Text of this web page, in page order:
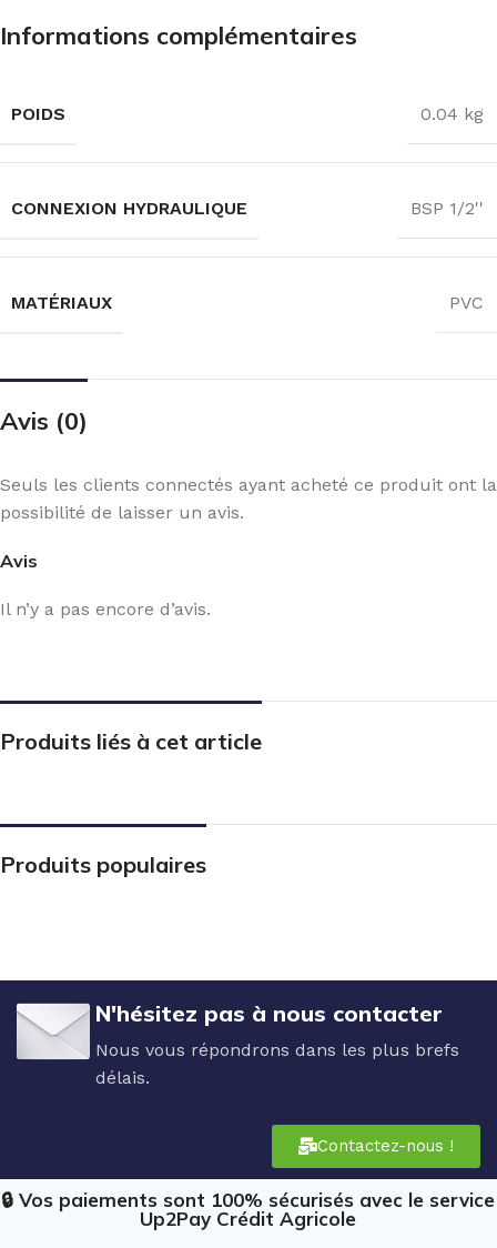
Informations complémentaires
POIDS 0.04 kg
CONNEXION HYDRAULIQUE BSP 1/2''
MATÉRIAUX PVC
Avis (0)
Avis
Il n’y a pas encore d’avis.
Seuls les clients connectés ayant acheté ce produit ont la
possibilité de laisser un avis.
Produits liés à cet article
Produits populaires
N'hésitez pas à nous contacter
Nous vous répondrons dans les plus brefs
délais.
Contactez-nous !
🔒 Vos paiements sont 100% sécurisés avec le service
Up2Pay Crédit Agricole